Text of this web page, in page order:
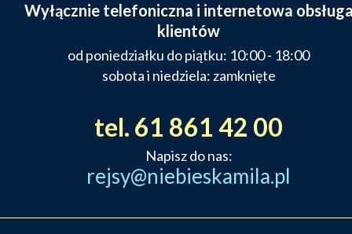
Wyłącznie telefoniczna i internetowa
klientów
od poniedziałku do piątku: 10:00 - 18:00
sobota i niedziela: zamknięte
tel. 61 861 42 00
Napisz do nas:
rejsy@niebieskamila.pl